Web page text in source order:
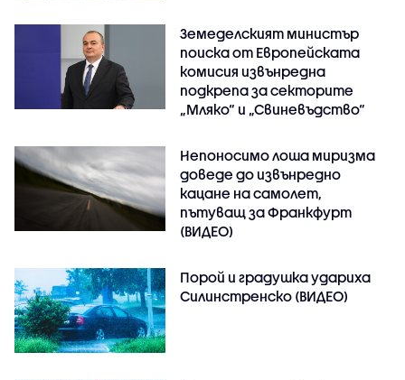
Земеделският министър
поиска от Европейската
комисия извънредна
подкрепа за секторите
„Мляко“ и „Свиневъдство“
Непоносимо лоша миризма
доведе до извънредно
кацане на самолет,
пътуващ за Франкфурт
(ВИДЕО)
Порой и градушка удариха
Силинстренско (ВИДЕО)